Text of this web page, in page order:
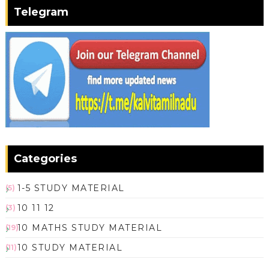
Telegram
Categories
1-5 STUDY MATERIAL
(5)
10 11 12
(3)
10 MATHS STUDY MATERIAL
(19)
10 STUDY MATERIAL
(11)